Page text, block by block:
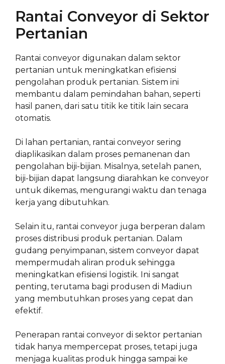
Rantai Conveyor di Sektor
Pertanian
Rantai conveyor digunakan dalam sektor
pertanian untuk meningkatkan efisiensi
pengolahan produk pertanian. Sistem ini
membantu dalam pemindahan bahan, seperti
hasil panen, dari satu titik ke titik lain secara
otomatis.
Di lahan pertanian, rantai conveyor sering
diaplikasikan dalam proses pemanenan dan
pengolahan biji-bijian. Misalnya, setelah panen,
biji-bijian dapat langsung diarahkan ke conveyor
untuk dikemas, mengurangi waktu dan tenaga
kerja yang dibutuhkan.
Selain itu, rantai conveyor juga berperan dalam
proses distribusi produk pertanian. Dalam
gudang penyimpanan, sistem conveyor dapat
mempermudah aliran produk sehingga
meningkatkan efisiensi logistik. Ini sangat
penting, terutama bagi produsen di Madiun
yang membutuhkan proses yang cepat dan
efektif.
Penerapan rantai conveyor di sektor pertanian
tidak hanya mempercepat proses, tetapi juga
menjaga kualitas produk hingga sampai ke